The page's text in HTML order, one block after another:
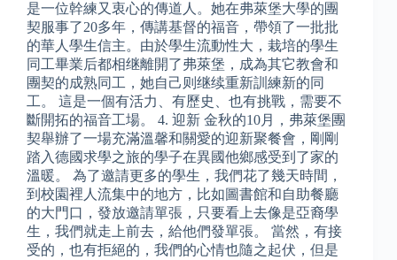
是一位幹練又衷心的傳道人。她在弗萊堡大學的團
契服事了20多年，傳講基督的福音，帶領了一批批
的華人學生信主。由於學生流動性大，栽培的學生
同工畢業后都相继離開了弗萊堡，成為其它教會和
團契的成熟同工，她自己则继续重新訓練新的同
工。 這是一個有活力、有歷史、也有挑戰，需要不
斷開拓的福音工場。 4. 迎新 金秋的10月，弗萊堡團
契舉辦了一場充滿溫馨和關愛的迎新聚餐會，剛剛
踏入德國求學之旅的學子在異國他鄉感受到了家的
溫暖。 為了邀請更多的學生，我們花了幾天時間，
到校園裡人流集中的地方，比如圖書館和自助餐廳
的大門口，發放邀請單張，只要看上去像是亞裔學
生，我們就走上前去，給他們發單張。 當然，有接
受的，也有拒絕的，我們的心情也隨之起伏，但是